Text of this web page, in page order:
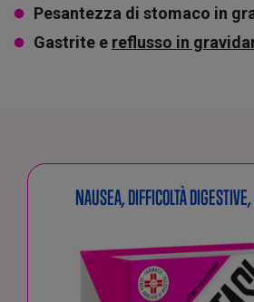
Pesantezza di stomaco in
Gastrite e reflusso in
NAUSEA, DIFFICOLTÀ